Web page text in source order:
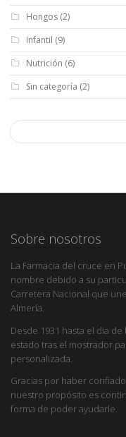
Hongos (2)
Infantil (9)
Nutrición (6)
Sin categoría (2)
Sobre nosotros
La Farmacia del cruce en
nombre debido a su
Carretera Nacional que
Almería.
Desde 1931 hasta el dia
estado tras el mostrador
personalizada.
Gracias por haber
nuestro propósito es
forma de poder ayudarle.